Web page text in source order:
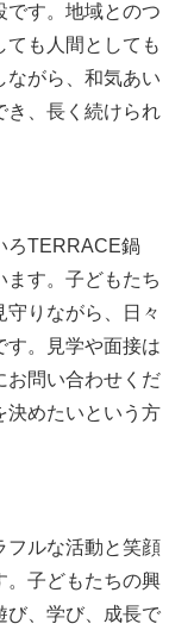
です。地域とのつ
ても人間としても
ながら、和気あい
き、長く続けられ
ろTERRACE鍋
ます。子どもたち
りながら、日々
す。見学や面接は
お問い合わせくだ
決めたいという方
フルな活動と笑顔
。子どもたちの興
び、学び、成長で